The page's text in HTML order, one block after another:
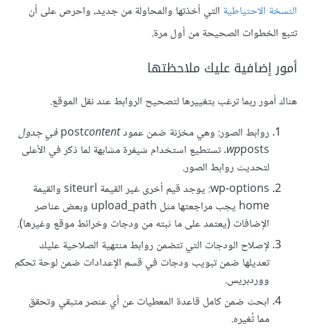
النسخة الاحتياطية التي أخذتها والمحاولة من جديد، واحرص على أن
تتبع الخطوات الصحيحة من أول مرة.
أمور إضافية عليك ملاحظتها
هناك أمور ربما ترغب بتغييرها لتصحيح الروابط عند نقل الموقع.
روابط الصور: وهي مخزنة ضمن عمود post
content في جدول
wpposts. تستطيع استخدام شيفرة مشابهة لما ذكر في الأعلى
لتحديث روابط الصور.
wp-options: يوجد قيم أخرى غير القيمة siteurl والقيمة
home يجب مراجعتها مثل upload_path وبعض عناصر
الإضافات (يعتمد على ما ثبته من ودجات وخرائط موقع وغيرها).
لإصلاح الودجات التي تتضمن روابط منتهية الصلاحية عليك
تعديلها ضمن تبويب ودجات في قسم الإعدادات ضمن لوحة تحكم
ووردبريس.
ابحث ضمن كامل قاعدة المعطيات عن أي عنصر متبقي وتحقق
مما تُغيره.